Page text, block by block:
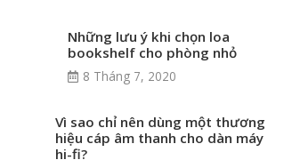
Những lưu ý khi chọn loa
bookshelf cho phòng nhỏ
8 Tháng 7, 2020
Vì sao chỉ nên dùng một thương
hiệu cáp âm thanh cho dàn máy
hi-fi?